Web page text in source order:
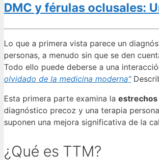
DMC y férulas oclusales:
Lo que a primera vista parece un
personas, a menudo sin que se den
Todo ello puede deberse a una
olvidado de la medicina moderna"
Esta primera parte examina la estrechos
diagnóstico precoz y una terapia
suponen una mejora significativa de la
¿Qué es TTM?